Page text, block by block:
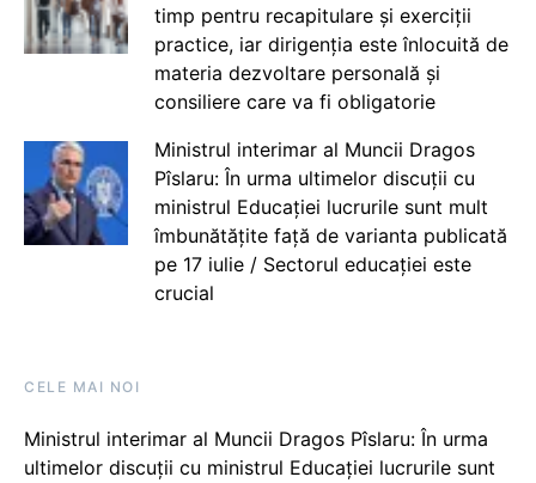
timp pentru recapitulare și exerciții
practice, iar dirigenția este înlocuită de
materia dezvoltare personală și
consiliere care va fi obligatorie
Ministrul interimar al Muncii Dragos
Pîslaru: În urma ultimelor discuții cu
ministrul Educației lucrurile sunt mult
îmbunătățite față de varianta publicată
pe 17 iulie / Sectorul educației este
crucial
CELE MAI NOI
Ministrul interimar al Muncii Dragos Pîslaru: În urma
ultimelor discuții cu ministrul Educației lucrurile sunt